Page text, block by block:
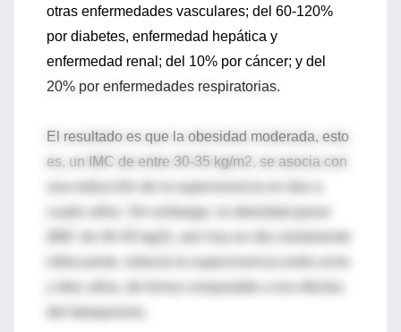
otras enfermedades vasculares; del 60-120%
por diabetes, enfermedad hepática y
enfermedad renal; del 10% por cáncer; y del
20% por enfermedades respiratorias.
El resultado es que la obesidad moderada, esto
es, un IMC de entre 30-35 kg/m2, se asocia con
una reducción de la supervivencia en dos a
cuatro años. Sin embargo, la obesidad grave
(IMC de 40-45 kg/2), aún hoy en día ciertamente
infrecuente, reducía la supervivencia entre ocho
del tabaquismo.